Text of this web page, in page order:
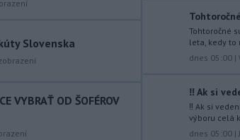
nenávisť alebo pre
inému národu treba odsúdiť
Na sociálnej sieti to v reakcii
cudzincov v Nitre uviedol
12:26
Maďarské Národné
zhromaždenie môže v
rozhodnúť o
Slovenska
VYBRAŤ OD ŠOFÉROV
Tohtoročné
leta, kedy to
dnes 05:00 |
‼️ Ak si
‼️ Ak si
výboru celá
dnes 05:00 |